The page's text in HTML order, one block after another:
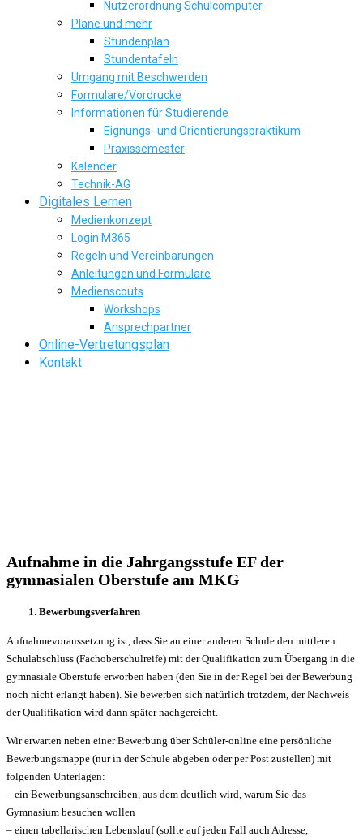
Nutzerordnung Schulcomputer
Pläne und mehr
Stundenplan
Stundentafeln
Umgang mit Beschwerden
Formulare/Vordrucke
Informationen für Studierende
Eignungs- und Orientierungspraktikum
Praxissemester
Kalender
Technik-AG
Digitales Lernen
Medienkonzept
Login M365
Regeln und Vereinbarungen
Anleitungen und Formulare
Medienscouts
Workshops
Ansprechpartner
Online-Vertretungsplan
Kontakt
Aufnahme in die Jahrgangsstufe EF der
gymnasialen Oberstufe am MKG
Bewerbungsverfahren
Aufnahmevoraussetzung ist, dass Sie an einer anderen Schule den mittleren
Schulabschluss (Fachoberschulreife) mit der Qualifikation zum Übergang in die
gymnasiale Oberstufe erworben haben (den Sie in der Regel bei der Bewerbung
noch nicht erlangt haben). Sie bewerben sich natürlich trotzdem, der Nachweis
der Qualifikation wird dann später nachgereicht.
Wir erwarten neben einer Bewerbung über Schüler-online eine persönliche
Bewerbungsmappe (nur in der Schule abgeben oder per Post zustellen) mit
folgenden Unterlagen:
– ein Bewerbungsanschreiben, aus dem deutlich wird, warum Sie das
Gymnasium besuchen wollen
– einen tabellarischen Lebenslauf (sollte auf jeden Fall auch Adresse,